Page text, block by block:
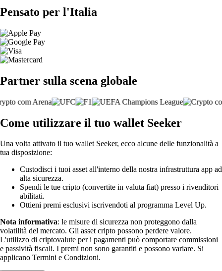
Pensato per l'Italia
Partner sulla scena globale
Come utilizzare il tuo wallet Seeker
Una volta attivato il tuo wallet Seeker, ecco alcune delle funzionalità a
tua disposizione:
Custodisci i tuoi asset all'interno della nostra infrastruttura app ad
alta sicurezza.
Spendi le tue cripto (convertite in valuta fiat) presso i rivenditori
abilitati.
Ottieni premi esclusivi iscrivendoti al programma Level Up.
Nota informativa: le misure di sicurezza non proteggono dalla
volatilità del mercato. Gli asset cripto possono perdere valore.
L'utilizzo di criptovalute per i pagamenti può comportare commissioni
e passività fiscali. I premi non sono garantiti e possono variare. Si
applicano Termini e Condizioni.